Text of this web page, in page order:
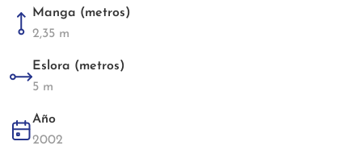
Manga (metros)
2,35 m
Eslora (metros)
5 m
Año
2002